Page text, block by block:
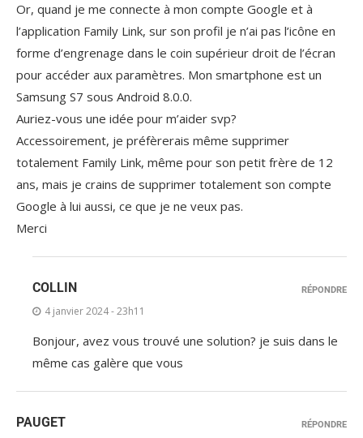
Or, quand je me connecte à mon compte Google et à
l’application Family Link, sur son profil je n’ai pas l’icône en
forme d’engrenage dans le coin supérieur droit de l’écran
pour accéder aux paramètres. Mon smartphone est un
Samsung S7 sous Android 8.0.0.
Auriez-vous une idée pour m’aider svp?
Accessoirement, je préfèrerais même supprimer
totalement Family Link, même pour son petit frère de 12
ans, mais je crains de supprimer totalement son compte
Google à lui aussi, ce que je ne veux pas.
Merci
COLLIN
4 janvier 2024 - 23h11
Bonjour, avez vous trouvé une solution? je suis dans le
même cas galère que vous
RÉPONDRE
PAUGET RÉPONDRE